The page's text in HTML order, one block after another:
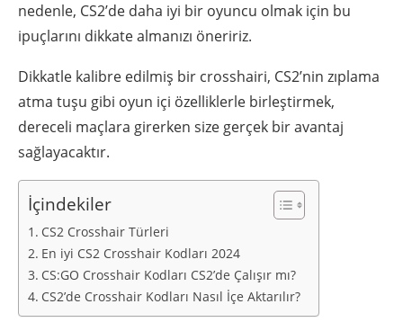
nedenle, CS2’de daha iyi bir oyuncu olmak için bu
ipuçlarını dikkate almanızı öneririz.
Dikkatle kalibre edilmiş bir crosshairi, CS2’nin zıplama
atma tuşu gibi oyun içi özelliklerle birleştirmek,
dereceli maçlara girerken size gerçek bir avantaj
sağlayacaktır.
İçindekiler
CS2 Crosshair Türleri
En iyi CS2 Crosshair Kodları 2024
CS:GO Crosshair Kodları CS2’de Çalışır mı?
CS2’de Crosshair Kodları Nasıl İçe Aktarılır?